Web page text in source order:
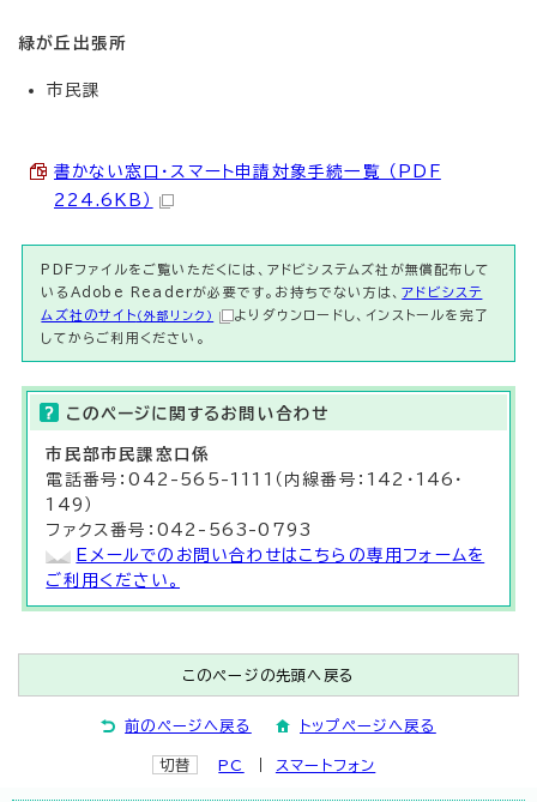
緑が丘出張所
市民課
書かない窓口・スマート申請対象手続一覧 （PDF
224.6KB）
PDFファイルをご覧いただくには、アドビシステムズ社が無償配布して
いるAdobe Readerが必要です。お持ちでない方は、アドビシステ
ムズ社のサイト （外部リンク）
よりダウンロードし、インストールを完了
してからご利用ください。
このページに関する お問い合わせ
市民部市民課 窓口係
電話番号：042-565-1111（内線番号：142・146・
149）
ファクス番号：042-563-0793
Eメールでのお問い合わせはこちらの専用フォームを
ご利用ください。
このページの先頭へ戻る
前のページへ戻る トップページへ戻る
切替 PC スマートフォン